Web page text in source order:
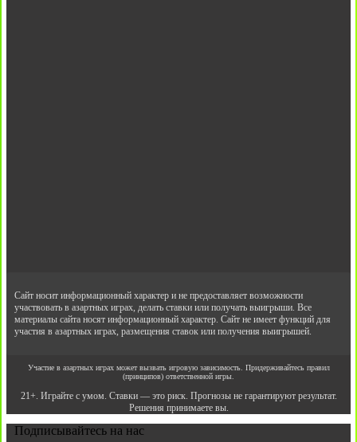
Сайт носит информационный характер и не предоставляет возможности
участвовать в азартных играх, делать ставки или получать выигрыши. Все
материалы сайта носят информационный характер. Сайт не имеет функций для
участия в азартных играх, размещения ставок или получения выигрышей.
Участие в азартных играх может вызвать игровую зависимость. Придерживайтесь правил
(принципов) ответственной игры.
21+. Играйте с умом. Ставки — это риск. Прогнозы не гарантируют результат.
Решения принимаете вы.
Подписывайтесь на нас